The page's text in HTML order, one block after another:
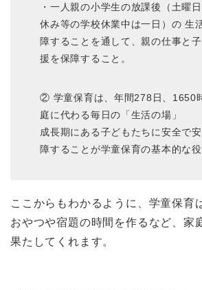
・一人親の小学生の放課後（土曜
休み等の学校休業中は一日）の 生
障することを通して、親の仕事と
援を保障すること。
② 学童保育は、年間278日、1650
庭に代わる毎日の「生活の場」
成長期にある子どもたちに安全で
障することが学童保育の基本的な役
ここからもわかるように、学童保育
おやつや宿題の時間を作るなど、家
果たしてくれます。